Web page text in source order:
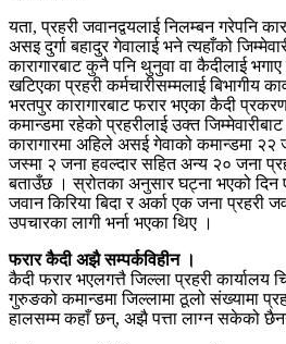
यता, प्रहरी जवानद्वयलाई निलम्बन गरेपनि
असइ दुर्गा बहादुर गेवालाई भने त्यहाँको
कारागारबाट कुनै पनि थुनुवा वा कैदीलाई
खटिएका प्रहरी कर्मचारीसम्मलाई बिभागीय
भरतपुर कारागारबाट फरार भएका कैदी
कमान्डमा रहेको प्रहरीलाई उक्त
कारागारमा अहिले असई गेवाको कमान्डमा २२
जस्मा २ जना हवल्दार सहित अन्य २० जना
बताउँछ । स्रोतका अनुसार घट्ना भएको दिन
जवान किरिया बिदा र अर्का एक जना प्रहरी
उपचारका लागी भर्ना भएका थिए ।
फरार कैदी अझै सम्पर्कविहीन ।
कैदी फरार भएलगत्तै जिल्ला प्रहरी कार्यालय
गुरुङको कमान्डमा जिल्लामा ठूलो संख्यामा
हालसम्म कहाँ छन्, अझै पत्ता लाग्न सकेको